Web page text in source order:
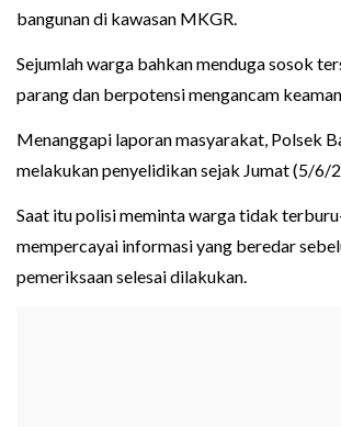
bangunan di kawasan MKGR.
Sejumlah warga bahkan menduga sosok
parang dan berpotensi mengancam
Menanggapi laporan masyarakat, Polsek
melakukan penyelidikan sejak Jumat (5/6/
Saat itu polisi meminta warga tidak
mempercayai informasi yang beredar
pemeriksaan selesai dilakukan.